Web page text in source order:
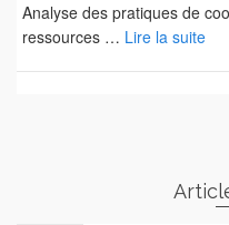
Analyse des pratiques de
ressources … Lire la suite